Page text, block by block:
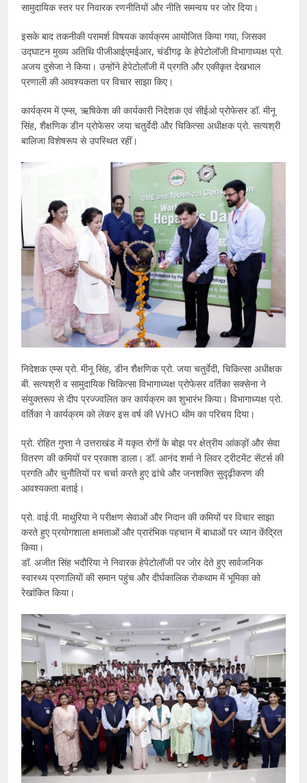
सामुदायिक स्तर पर निवारक रणनीतियों और नीति समन्वय पर जोर दिया।
इसके बाद तकनीकी परामर्श विषयक कार्यक्रम आयोजित किया गया, जिसका
उद्घाटन मुख्य अतिथि पीजीआईएमईआर, चंडीगढ़ के हेपेटोलॉजी विभागाध्यक्ष प्रो.
अजय दुसेजा ने किया। उन्होंने हेपेटोलॉजी में प्रगति और एकीकृत देखभाल
प्रणाली की आवश्यकता पर विचार साझा किए।
कार्यक्रम में एम्स, ऋषिकेश की कार्यकारी निदेशक एवं सीईओ प्रोफेसर डॉ. मीनू
सिंह, शैक्षणिक डीन प्रोफेसर जया चतुर्वेदी और चिकित्सा अधीक्षक प्रो. सत्यश्री
बालिजा विशेषरूप से उपस्थित रहीं।
निदेशक एम्स प्रो. मीनू सिंह, डीन शैक्षणिक प्रो. जया चतुर्वेदी, चिकित्सा अधीक्षक
बी. सत्यश्री व सामुदायिक चिकित्सा विभागाध्यक्ष प्रोफेसर वर्तिका सक्सेना ने
संयुक्तरूप से दीप प्रज्ज्वलित कर कार्यक्रम का शुभारंभ किया। विभागाध्यक्ष प्रो.
वर्तिका ने कार्यक्रम को लेकर इस वर्ष की WHO थीम का परिचय दिया।
प्रो. रोहित गुप्ता ने उत्तराखंड में यकृत रोगों के बोझ पर क्षेत्रीय आंकड़ों और सेवा
वितरण की कमियों पर प्रकाश डाला। डॉ. आनंद शर्मा ने लिवर ट्रीटमेंट सेंटर्स की
प्रगति और चुनौतियों पर चर्चा करते हुए ढांचे और जनशक्ति सुदृढ़ीकरण की
आवश्यकता बताई।
प्रो. वाई.पी. माथुरिया ने परीक्षण सेवाओं और निदान की कमियों पर विचार साझा
करते हुए प्रयोगशाला क्षमताओं और प्रारंभिक पहचान में बाधाओं पर ध्यान केंद्रित
किया।
डॉ. अजीत सिंह भदौरिया ने निवारक हेपेटोलॉजी पर जोर देते हुए सार्वजनिक
स्वास्थ्य प्रणालियों की समान पहुंच और दीर्घकालिक रोकथाम में भूमिका को
रेखांकित किया।